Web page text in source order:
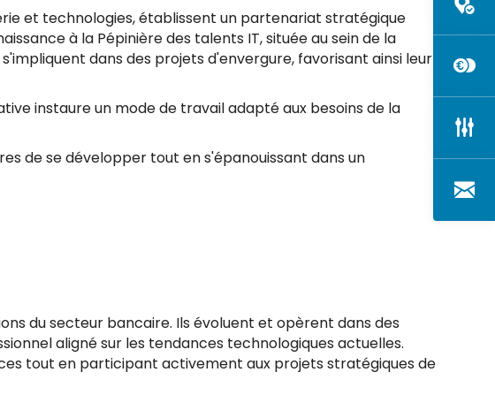
et technologies, établissent un partenariat stratégique
à la Pépinière des talents IT, située au sein de la
dans des projets d'envergure, favorisant ainsi leur
instaure un mode de travail adapté aux besoins de la
de se développer tout en s'épanouissant dans un
du secteur bancaire. Ils évoluent et opèrent dans des
aligné sur les tendances technologiques actuelles.
tout en participant activement aux projets stratégiques de